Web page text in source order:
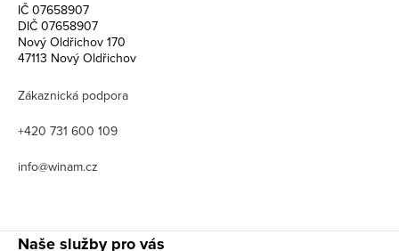
IČ 07658907
DIČ 07658907
Nový Oldřichov 170
47113 Nový Oldřichov
Zákaznická podpora
+420 731 600 109
info@winam.cz
Naše služby pro vás